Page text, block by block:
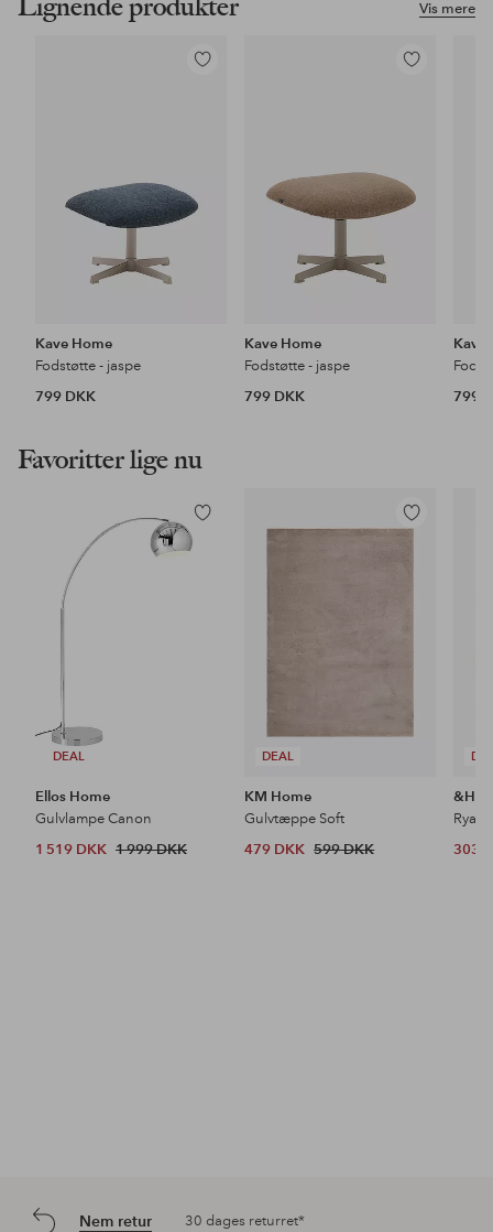
Vis mere
Tilføj
Kave Home
Fodstøtte - jaspe
799 DKK
Tilføj
Kave Home
Fodstøtte - jaspe
799 DKK
Kave
799
Favoritter lige nu
DEAL
Tilføj
til
Ellos Home
Gulvlampe Canon
1 519 DKK 1 999 DKK
DEAL
Tilføj
KM Home
Gulvtæppe Soft
479 DKK 599 DKK
303
Nem retur 30 dages returret*